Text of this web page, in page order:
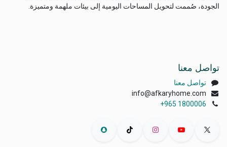
الجودة، صُممت لتحويل المساحات اليومية إلى بيئات ملهمة ومتميزة.
تواصل معنا
تواصل معنا
info@afkaryhome.com
+965 1800006